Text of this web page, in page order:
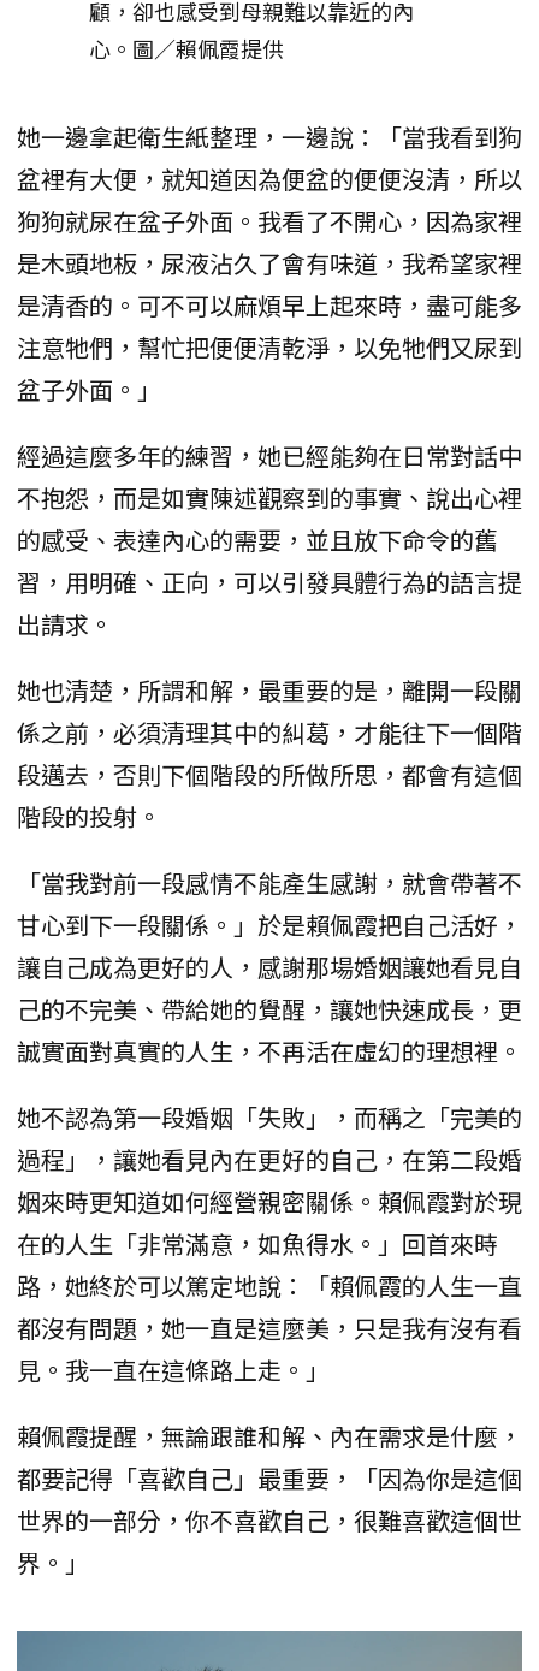
顧，卻也感受到母親難以靠近的內
心。圖／賴佩霞提供
她一邊拿起衛生紙整理，一邊說：「當我看到狗
盆裡有大便，就知道因為便盆的便便沒清，所以
狗狗就尿在盆子外面。我看了不開心，因為家裡
是木頭地板，尿液沾久了會有味道，我希望家裡
是清香的。可不可以麻煩早上起來時，盡可能多
注意牠們，幫忙把便便清乾淨，以免牠們又尿到
盆子外面。」
經過這麼多年的練習，她已經能夠在日常對話中
不抱怨，而是如實陳述觀察到的事實、說出心裡
的感受、表達內心的需要，並且放下命令的舊
習，用明確、正向，可以引發具體行為的語言提
出請求。
她也清楚，所謂和解，最重要的是，離開一段關
係之前，必須清理其中的糾葛，才能往下一個階
段邁去，否則下個階段的所做所思，都會有這個
階段的投射。
「當我對前一段感情不能產生感謝，就會帶著不
甘心到下一段關係。」於是賴佩霞把自己活好，
讓自己成為更好的人，感謝那場婚姻讓她看見自
己的不完美、帶給她的覺醒，讓她快速成長，更
誠實面對真實的人生，不再活在虛幻的理想裡。
她不認為第一段婚姻「失敗」，而稱之「完美的
過程」，讓她看見內在更好的自己，在第二段婚
姻來時更知道如何經營親密關係。賴佩霞對於現
在的人生「非常滿意，如魚得水。」回首來時
路，她終於可以篤定地說：「賴佩霞的人生一直
都沒有問題，她一直是這麼美，只是我有沒有看
見。我一直在這條路上走。」
賴佩霞提醒，無論跟誰和解、內在需求是什麼，
都要記得「喜歡自己」最重要，「因為你是這個
世界的一部分，你不喜歡自己，很難喜歡這個世
界。」